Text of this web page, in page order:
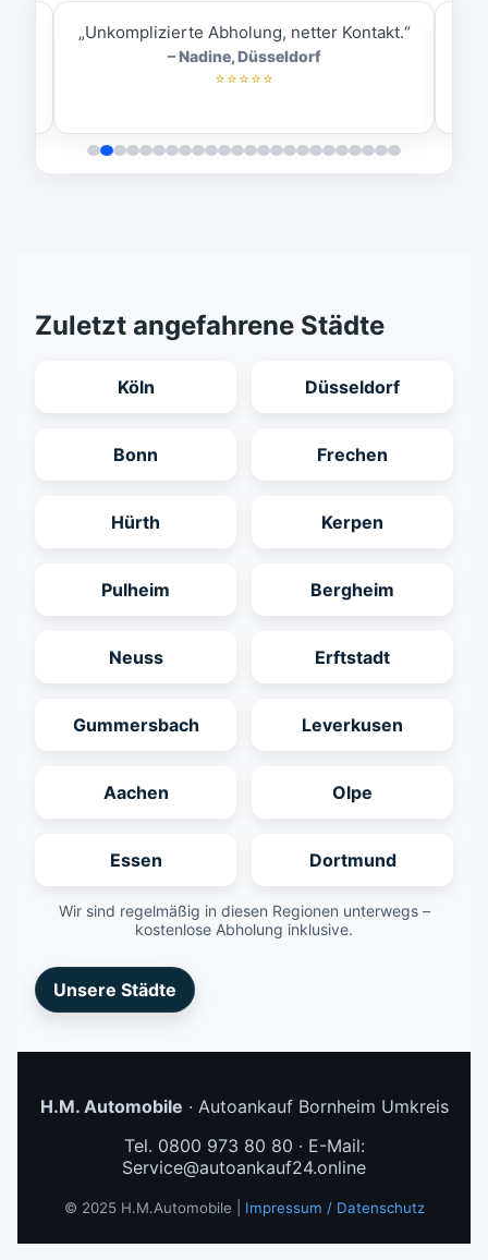
„Unkomplizierte Abholung, netter Kontakt.“
– Nadine, Düsseldorf
⭐⭐⭐⭐⭐
Zuletzt angefahrene Städte
Köln Düsseldorf
Bonn Frechen
Hürth Kerpen
Pulheim Bergheim
Neuss Erftstadt
Gummersbach Leverkusen
Aachen Olpe
Essen Dortmund
Wir sind regelmäßig in diesen Regionen unterwegs –
kostenlose Abholung inklusive.
Unsere Städte
H.M. Automobile · Autoankauf Bornheim Umkreis
Tel. 0800 973 80 80 · E-Mail:
Service@autoankauf24.online
© 2025 H.M.Automobile | Impressum / Datenschutz